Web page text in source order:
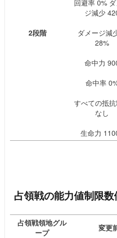
2段階
回避率 0%
ジ減少
ダメージ減
28%
命中力
命中率
すべての抵
なし
生命力
占領戦の能力値制限
占領戦領地グル
ープ
変更